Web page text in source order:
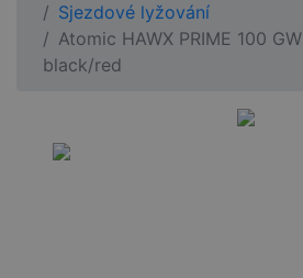
Sjezdové lyžování
Atomic HAWX PRIME 100 GW
black/red